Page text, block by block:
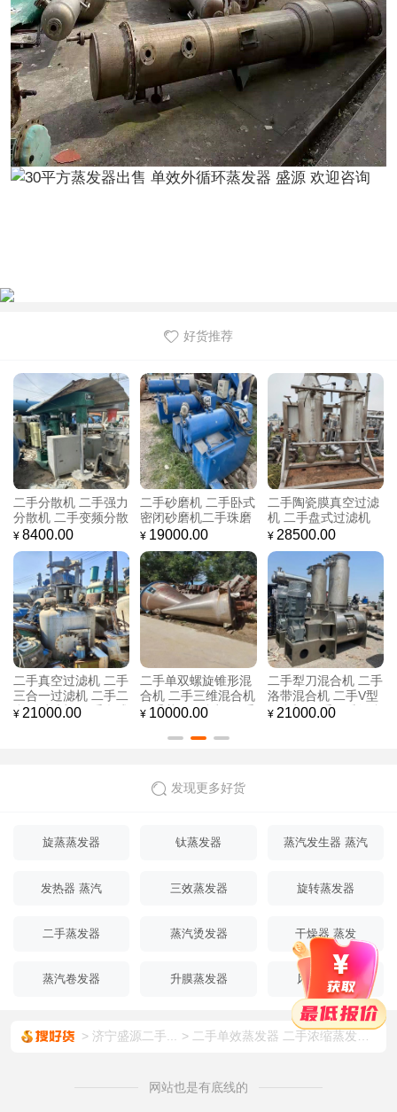
好货推荐
二手分散机 二手强力
分散机 二手变频分散
机 二手防爆分散机
二手剪切分散机 二手
砂磨机
¥ 8400.00
二手砂磨机 二手卧式
密闭砂磨机二手珠磨
机 二手研磨机 二手
机
¥ 19000.00
二手陶瓷膜真空过滤
机 二手盘式过滤机
二手多袋式过滤器 二
过滤机价格 二手压滤
机
¥ 28500.00
二手真空过滤机 二手
三合一过滤机 二手二
合一过滤机 二手盘式
¥ 21000.00
二手单双螺旋锥形混
合机 二手三维混合机
二手菱形混合机 二手
¥ 10000.00
二手犁刀混合机 二手
洛带混合机 二手V型
混合机 二手二维混合
¥ 21000.00
发现更多好货
旋蒸蒸发器 钛蒸发器 蒸汽发生器 蒸汽
发热器 蒸汽
三效蒸发器 旋转蒸发器
二手蒸发器 蒸汽烫发器 干燥器 蒸发
蒸汽卷发器 升膜蒸发器 风冷蒸发器
济宁盛源二手... 二手单效蒸发器 二手浓缩蒸发器 二手钛材蒸发器 二手MVR蒸发器 二手强制循环蒸发器 二手三效蒸发器 二手蒸发器
网站也是有底线的